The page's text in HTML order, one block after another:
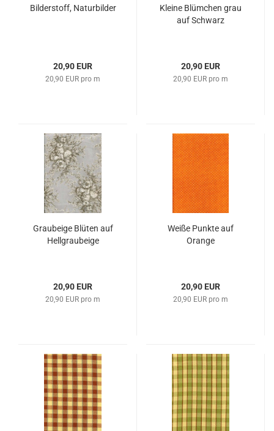
Bilderstoff, Naturbilder
20,90 EUR
20,90 EUR pro m
Kleine Blümchen grau
auf Schwarz
20,90 EUR
20,90 EUR pro m
Graubeige Blüten auf
Hellgraubeige
20,90 EUR
20,90 EUR pro m
Weiße Punkte auf
Orange
20,90 EUR
20,90 EUR pro m